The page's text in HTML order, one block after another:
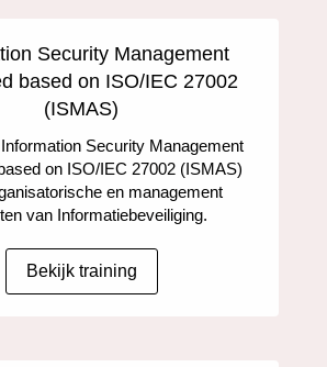
Security Management
based on ISO/IEC 27002
(ISMAS)
Security Management
on ISO/IEC 27002 (ISMAS)
en management
van Informatiebeveiliging.
Bekijk training